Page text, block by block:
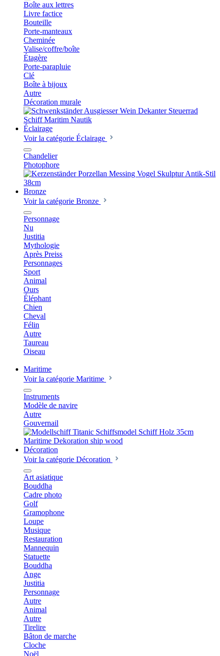
Boîte aux lettres
Livre factice
Bouteille
Porte-manteaux
Cheminée
Valise/coffre/boîte
Étagère
Porte-parapluie
Clé
Boîte à bijoux
Autre
Décoration murale
Éclairage
Voir la catégorie Éclairage
Chandelier
Photophore
Bronze
Voir la catégorie Bronze
Personnage
Nu
Justitia
Mythologie
Après Preiss
Personnages
Sport
Animal
Ours
Éléphant
Chien
Cheval
Félin
Autre
Taureau
Oiseau
Maritime
Voir la catégorie Maritime
Instruments
Modèle de navire
Autre
Gouvernail
Décoration
Voir la catégorie Décoration
Art asiatique
Bouddha
Cadre photo
Golf
Gramophone
Loupe
Musique
Restauration
Mannequin
Statuette
Bouddha
Ange
Justitia
Personnage
Autre
Animal
Autre
Tirelire
Bâton de marche
Cloche
Noël